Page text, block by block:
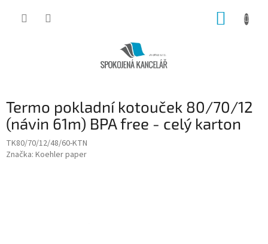
Termo pokladní kotouček 80/70/12
(návin 61m) BPA free - celý karton
TK80/70/12/48/60-KTN
Značka: Koehler paper